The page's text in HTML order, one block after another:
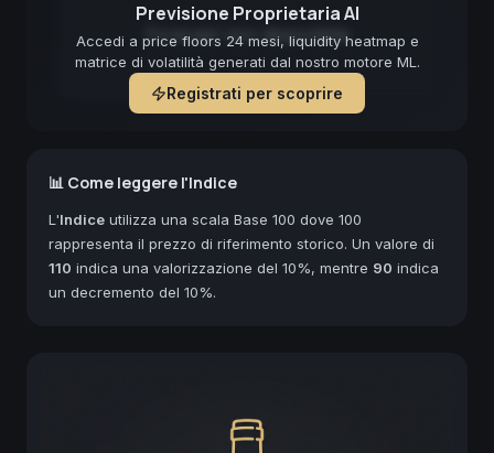
Previsione Proprietaria AI
Accedi a price floors 24 mesi, liquidity heatmap e
matrice di volatilità generati dal nostro motore ML.
Registrati per scoprire
Forecast non disponibile
📊 Come leggere l'Indice
L'Indice utilizza una scala Base 100 dove 100
rappresenta il prezzo di riferimento storico. Un valore di
110 indica una valorizzazione del 10%, mentre 90 indica
un decremento del 10%.